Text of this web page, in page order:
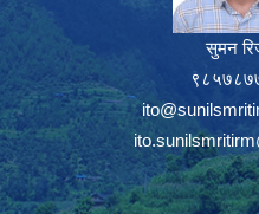
सुमन